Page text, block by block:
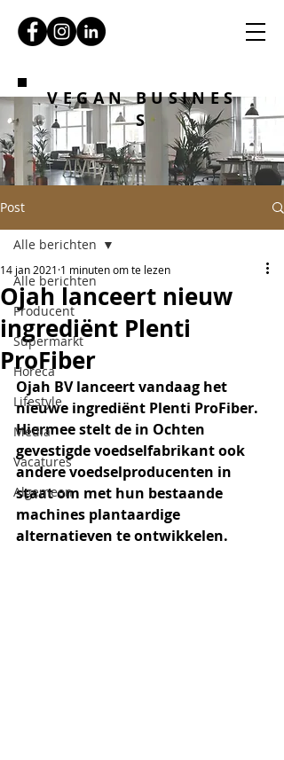
VEGAN BUSINES
S
Post
Alle berichten
Producent
Supermarkt
Horeca
Lifestyle
Media
Vacatures
Algemeen
Alle berichten
Ojah lanceert nieuw
ingrediënt Plenti
ProFiber
14 jan 2021 1 minuten om te lezen
Ojah BV lanceert vandaag het
nieuwe ingrediënt Plenti ProFiber.
Hiermee stelt de in Ochten
gevestigde voedselfabrikant ook
andere voedselproducenten in
staat om met hun bestaande
machines plantaardige
alternatieven te ontwikkelen.